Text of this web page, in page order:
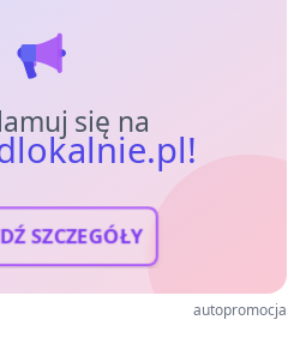
się na
SZCZEGÓŁY
autopromocja